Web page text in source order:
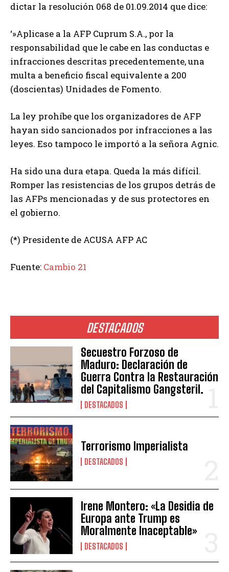
DESTACADOS
Secuestro Forzoso de
Maduro: Declaración de
Guerra Contra la Restauración
del Capitalismo Gangsteril.
DESTACADOS
Terrorismo Imperialista
DESTACADOS
Irene Montero: «La Desidia de
Europa ante Trump es
Moralmente Inaceptable»
DESTACADOS
dictar la resolución 068 de 01.09.2014 que dice:
‘»Aplicase a la AFP Cuprum S.A., por la
responsabilidad que le cabe en las conductas e
infracciones descritas precedentemente, una
multa a beneficio fiscal equivalente a 200
(doscientas) Unidades de Fomento.
La ley prohíbe que los organizadores de AFP
hayan sido sancionados por infracciones a las
leyes. Eso tampoco le importó a la señora Agnic.
Ha sido una dura etapa. Queda la más difícil.
Romper las resistencias de los grupos detrás de
las AFPs mencionadas y de sus protectores en
el gobierno.
(*) Presidente de ACUSA AFP AC
Fuente: Cambio 21